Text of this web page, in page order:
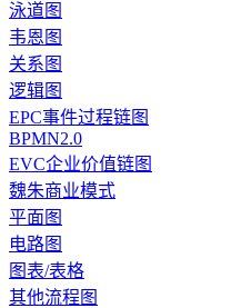
泳道图
韦恩图
关系图
逻辑图
EPC事件过程链图
BPMN2.0
EVC企业价值链图
魏朱商业模式
平面图
电路图
图表/表格
其他流程图